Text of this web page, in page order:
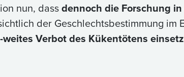
nun, dassdennoch die Forschung
der Geschlechtsbestimmung im
Verbot des Kükentötens